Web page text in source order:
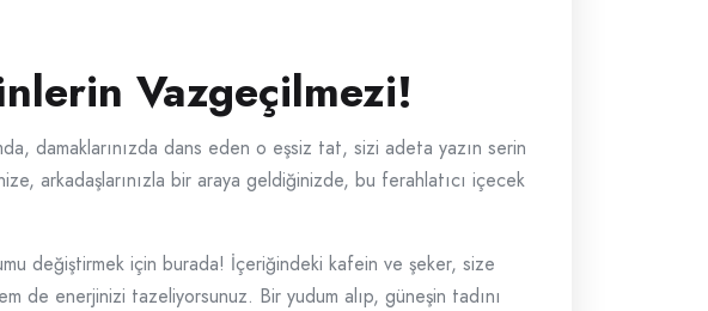
Vazgeçilmezi!
damaklarınızda dans eden o eşsiz tat, sizi adeta yazın serin
arkadaşlarınızla bir araya geldiğinizde, bu ferahlatıcı içecek
değiştirmek için burada! İçeriğindeki kafein ve şeker, size
de enerjinizi tazeliyorsunuz. Bir yudum alıp, güneşin tadını